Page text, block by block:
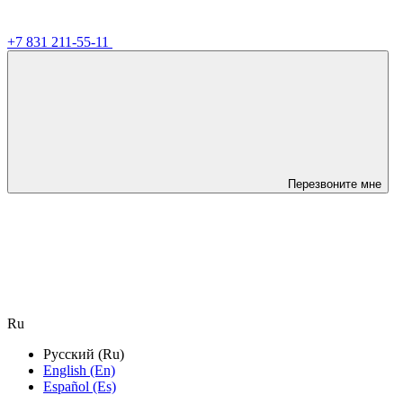
+7 831 211-55-11
Перезвоните мне
Ru
Русский (Ru)
English (En)
Español (Es)